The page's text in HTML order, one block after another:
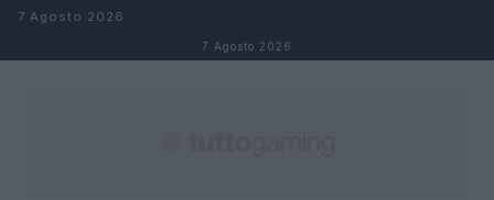
Salta al contenuto
7 Agosto 2026
7 Agosto 2026